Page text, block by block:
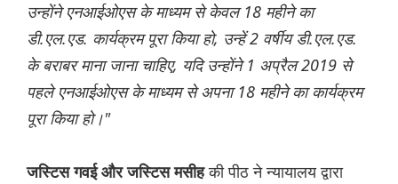
उन्होंने एनआईओएस के माध्यम से केवल 18 महीने का
डी.एल.एड. कार्यक्रम पूरा किया हो, उन्हें 2 वर्षीय डी.एल.एड.
के बराबर माना जाना चाहिए, यदि उन्होंने 1 अप्रैल 2019 से
पहले एनआईओएस के माध्यम से अपना 18 महीने का कार्यक्रम
पूरा किया हो।"
जस्टिस गवई और जस्टिस मसीहकी पीठ ने न्यायालय द्वारा